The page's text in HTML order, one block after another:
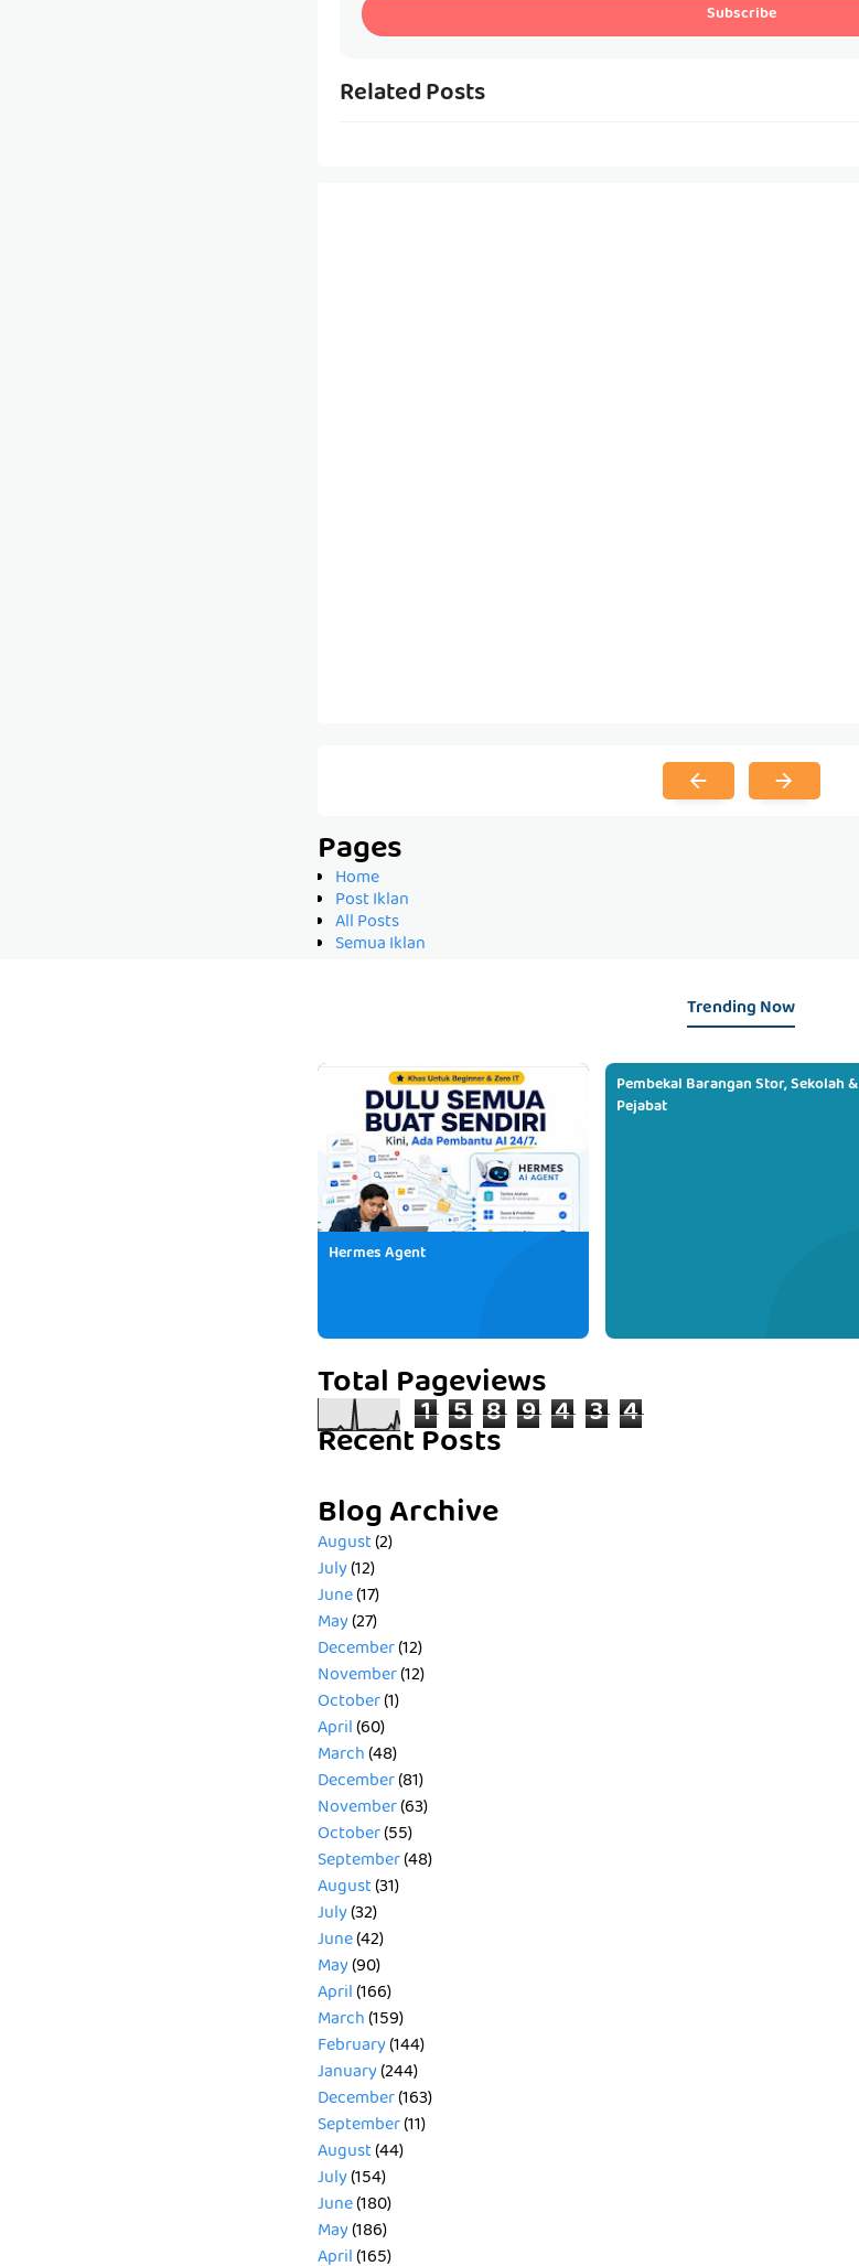
Subscribe
Related Posts
Pages
Home
Post Iklan
All Posts
Semua Iklan
Trending Now
Hermes Agent
Pembekal Barangan Stor, Sekolah &
Pejabat
Total Pageviews
1 5 8 9 4 3 4
Recent Posts
Blog Archive
August(2)
July(12)
June(17)
May(27)
December(12)
November(12)
October(1)
April(60)
March(48)
December(81)
November(63)
October(55)
September(48)
August(31)
July(32)
June(42)
May(90)
April(166)
March(159)
February(144)
January(244)
December(163)
September(11)
August(44)
July(154)
June(180)
May(186)
April(165)